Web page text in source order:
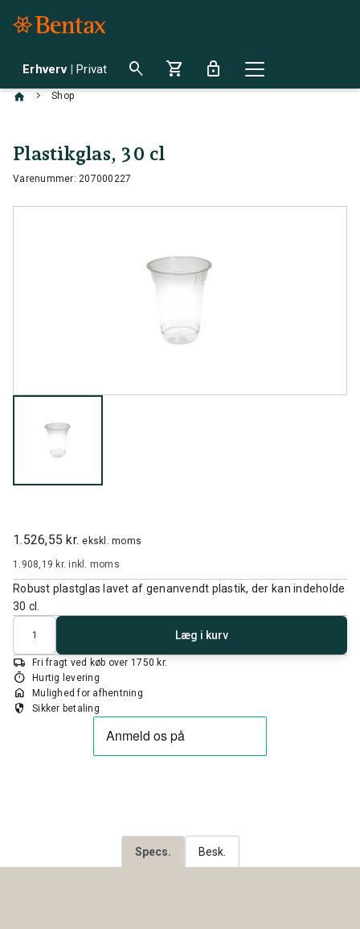
Erhverv | Privat search shopping_cart lock
chevron_right Shop
Plastikglas, 30 cl
Varenummer: 207000227
1.526,55 kr. ekskl. moms
1.908,19 kr.inkl. moms
Robust plastglas lavet af genanvendt plastik, der kan indeholde
30 cl.
Antal
Læg i kurv
local_shipping Fri fragt ved køb over 1750 kr.
timer Hurtig levering
home Mulighed for afhentning
security Sikker betaling
Specs. Besk.